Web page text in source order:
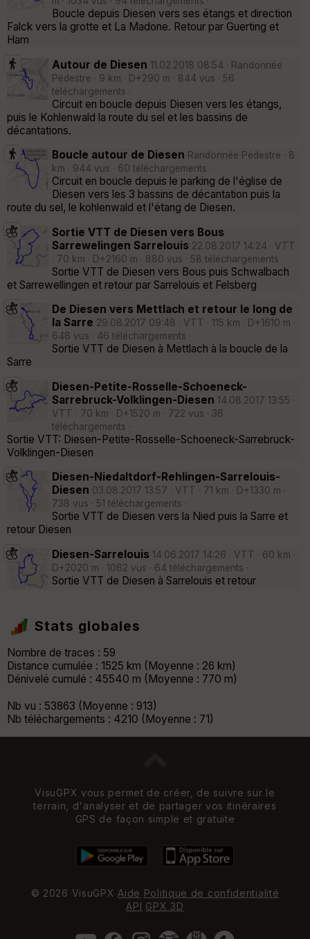
Boucle depuis Diesen vers ses étangs et direction
Falck vers la grotte et La Madone. Retour par Guerting et
Ham
Autour de Diesen 11.02.2018 08:54 · Randonnée
Pédestre · 9 km · D+290 m · 844 vus · 56
téléchargements ·
Circuit en boucle depuis Diesen vers les étangs,
puis le Kohlenwald la route du sel et les bassins de
décantations.
Boucle autour de Diesen Randonnée Pédestre · 8
km · 944 vus · 60 téléchargements ·
Circuit en boucle depuis le parking de l'église de
Diesen vers les 3 bassins de décantation puis la
route du sel, le kohlenwald et l'étang de Diesen.
Sortie VTT de Diesen vers Bous
Sarrewelingen Sarrelouis 22.08.2017 14:24 · VTT
· 70 km · D+2160 m · 880 vus · 58 téléchargements ·
Sortie VTT de Diesen vers Bous puis Schwalbach
et Sarrewellingen et retour par Sarrelouis et Felsberg
De Diesen vers Mettlach et retour le long de
la Sarre 29.08.2017 09:48 · VTT · 115 km · D+1610 m ·
648 vus · 46 téléchargements ·
Sortie VTT de Diesen à Mettlach à la boucle de la
Sarre
Diesen-Petite-Rosselle-Schoeneck-
Sarrebruck-Volklingen-Diesen 14.08.2017 13:55 ·
VTT · 70 km · D+1520 m · 722 vus · 36
téléchargements ·
Sortie VTT: Diesen-Petite-Rosselle-Schoeneck-Sarrebruck-
Volklingen-Diesen
Diesen-Niedaltdorf-Rehlingen-Sarrelouis-
Diesen 03.08.2017 13:57 · VTT · 71 km · D+1330 m ·
738 vus · 51 téléchargements ·
Sortie VTT de Diesen vers la Nied puis la Sarre et
retour Diesen
Diesen-Sarrelouis 14.06.2017 14:26 · VTT · 60 km ·
D+2020 m · 1062 vus · 64 téléchargements ·
Sortie VTT de Diesen à Sarrelouis et retour
Stats globales
Nombre de traces : 59
Distance cumulée : 1525 km (Moyenne : 26 km)
Dénivelé cumulé : 45540 m (Moyenne : 770 m)
Nb vu : 53863 (Moyenne : 913)
Nb téléchargements : 4210 (Moyenne : 71)
VisuGPX vous permet de créer, de suivre sur le
terrain, d'analyser et de partager vos itinéraires
GPS de façon simple et gratuite
© 2026 VisuGPX Aide Politique de confidentialité
API GPX 3D